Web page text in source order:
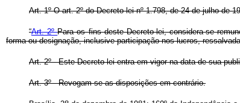
Art. 1º O art. 2º do Decreto-lei nº 1.798, de 24 de julho de
“Art. 2ºPara os fins deste Decreto-lei, considera-se
forma ou designação, inclusive participação nos lucros,
Art. 2º - Este Decreto-lei entra em vigor na data de sua
Art. 3º - Revogam-se as disposições em contrário.